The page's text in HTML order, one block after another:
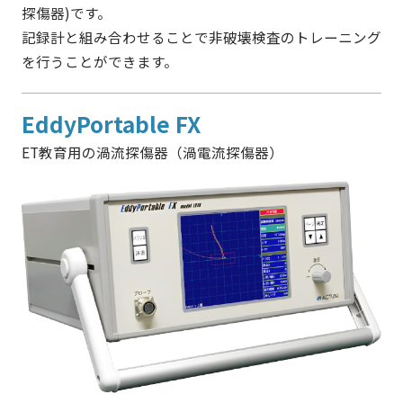
探傷器)です。
記録計と組み合わせることで非破壊検査のトレーニング
を行うことができます。
EddyPortable FX
ET教育用の渦流探傷器（渦電流探傷器）